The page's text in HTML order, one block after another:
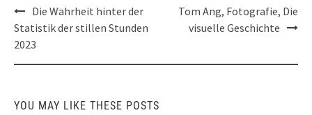
Post
navigation
Die Wahrheit hinter der
Statistik der stillen Stunden
2023
Tom Ang, Fotografie, Die
visuelle Geschichte
YOU MAY LIKE THESE POSTS